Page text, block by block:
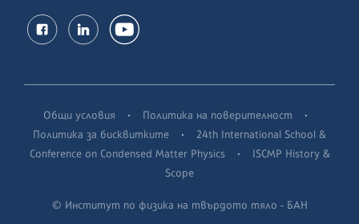
Общи условия · Политика на поверителност ·
Политика за бисквитките · 24th International School &
Conference on Condensed Matter Physics·
ISCMP History &
Scope
© Институт по физика на твърдото тяло - БАН